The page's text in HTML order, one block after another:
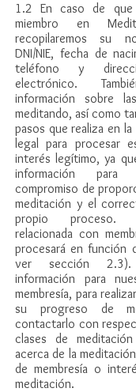
1.2 En caso de
miembro en
recopilaremos su
DNI/NIE, fecha de
teléfono y
electrónico.
información sobre
meditando, así como
pasos que realiza en
legal para procesar
interés legítimo, ya
información para
compromiso de
meditación y el
propio proceso.
relacionada con
procesará en función
ver sección 2.3).
información para
membresía, para
su progreso de
contactarlo con
clases de
acerca de la
de membresía o
meditación.